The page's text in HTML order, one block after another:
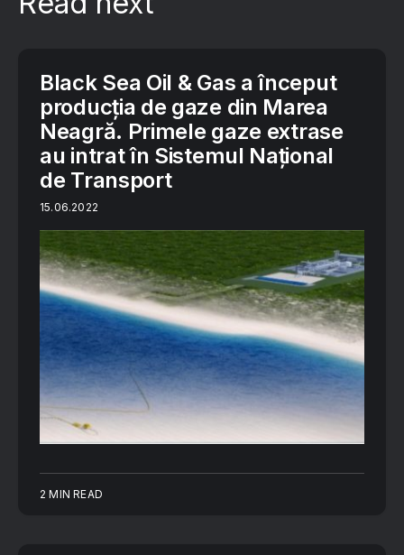
Black Sea Oil & Gas a început
producția de gaze din Marea
Neagră. Primele gaze extrase
au intrat în Sistemul Național
de Transport
15.06.2022
2 MIN READ